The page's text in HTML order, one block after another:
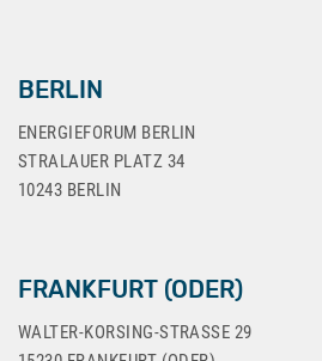
BERLIN
ENERGIEFORUM BERLIN
STRALAUER PLATZ 34
10243 BERLIN
FRANKFURT (ODER)
WALTER-KORSING-STRASSE 29